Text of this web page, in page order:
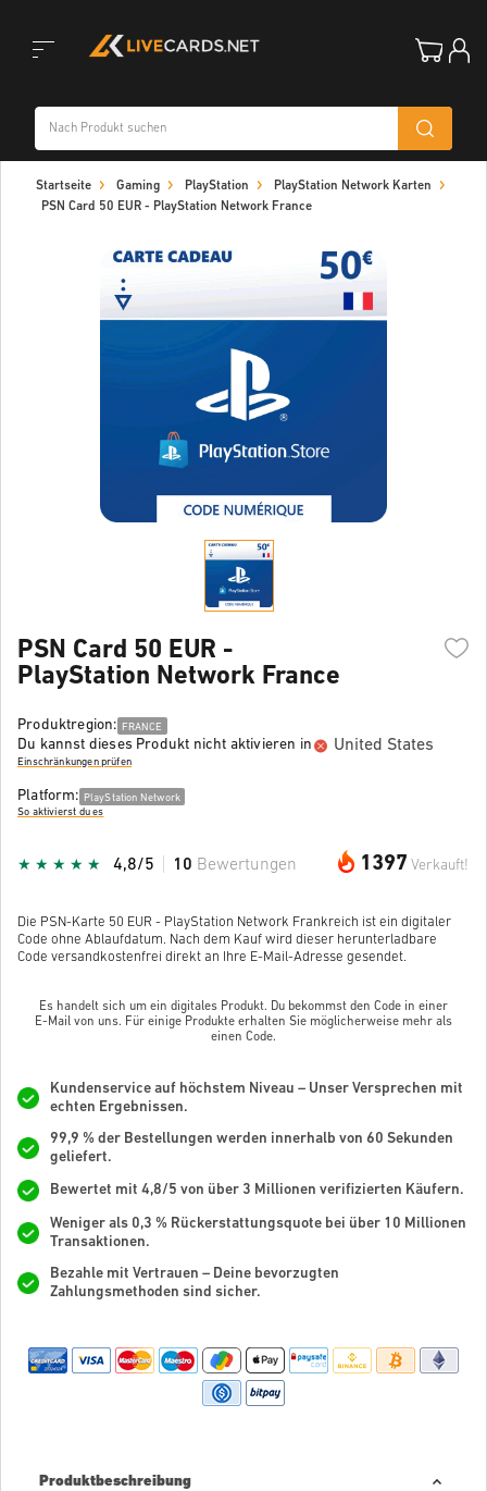
navigation
Startseite Gaming PlayStation
PlayStation Network Karten
PSN Card 50 EUR - PlayStation Network France
PSN Card 50 EUR -
PlayStation Network France
Produktregion: FRANCE
Du kannst dieses Produkt nicht aktivieren in United States
Einschränkungen prüfen
Platform: PlayStation Network
So aktivierst du es
1397 Verkauft!
4,8/5 10 Bewertungen
Die PSN-Karte 50 EUR - PlayStation Network Frankreich ist ein digitaler
Code ohne Ablaufdatum. Nach dem Kauf wird dieser herunterladbare
Code versandkostenfrei direkt an Ihre E-Mail-Adresse gesendet.
Es handelt sich um ein digitales Produkt. Du bekommst den Code in einer
E-Mail von uns. Für einige Produkte erhalten Sie möglicherweise mehr als
einen Code.
Kundenservice auf höchstem Niveau – Unser Versprechen mit
echten Ergebnissen.
99,9 % der Bestellungen werden innerhalb von 60 Sekunden
geliefert.
Bewertet mit 4,8/5 von über 3 Millionen verifizierten Käufern.
Weniger als 0,3 % Rückerstattungsquote bei über 10 Millionen
Transaktionen.
Bezahle mit Vertrauen – Deine bevorzugten
Zahlungsmethoden sind sicher.
Produktbeschreibung